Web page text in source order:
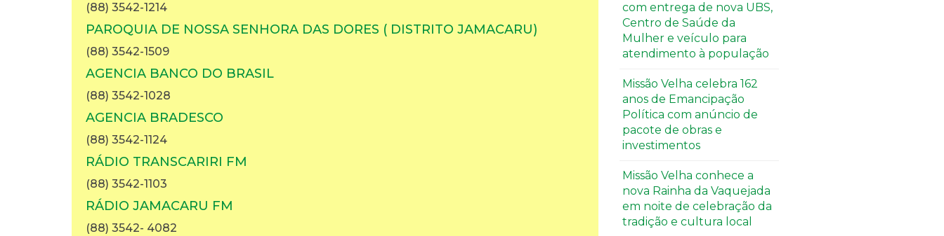
(88) 3542-1214
PAROQUIA DE NOSSA SENHORA DAS DORES ( DISTRITO JAMACARU)
(88) 3542-1509
AGENCIA BANCO DO BRASIL
(88) 3542-1028
AGENCIA BRADESCO
(88) 3542-1124
RÁDIO TRANSCARIRI FM
(88) 3542-1103
RÁDIO JAMACARU FM
(88) 3542- 4082
com entrega de nova UBS,
Centro de Saúde da
Mulher e veículo para
atendimento à população
Missão Velha celebra 162
anos de Emancipação
Política com anúncio de
pacote de obras e
investimentos
Missão Velha conhece a
nova Rainha da Vaquejada
em noite de celebração da
tradição e cultura local